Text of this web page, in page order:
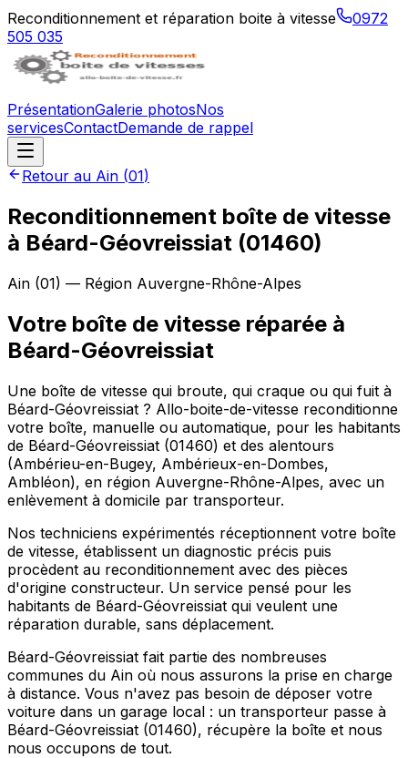
Reconditionnement et réparation boite à vitesse
0972
505 035
PrésentationGalerie photosNos
servicesContactDemande de rappel
Retour au Ain (01)
Reconditionnement boîte de vitesse
à Béard-Géovreissiat (01460)
Ain (01) — Région Auvergne-Rhône-Alpes
Votre boîte de vitesse réparée à
Béard-Géovreissiat
Une boîte de vitesse qui broute, qui craque ou qui fuit à
Béard-Géovreissiat ? Allo-boite-de-vitesse reconditionne
votre boîte, manuelle ou automatique, pour les habitants
de Béard-Géovreissiat (01460) et des alentours
(Ambérieu-en-Bugey, Ambérieux-en-Dombes,
Ambléon), en région Auvergne-Rhône-Alpes, avec un
enlèvement à domicile par transporteur.
Nos techniciens expérimentés réceptionnent votre boîte
de vitesse, établissent un diagnostic précis puis
procèdent au reconditionnement avec des pièces
d'origine constructeur. Un service pensé pour les
habitants de Béard-Géovreissiat qui veulent une
réparation durable, sans déplacement.
Béard-Géovreissiat fait partie des nombreuses
communes du Ain où nous assurons la prise en charge
à distance. Vous n'avez pas besoin de déposer votre
voiture dans un garage local : un transporteur passe à
Béard-Géovreissiat (01460), récupère la boîte et nous
nous occupons de tout.